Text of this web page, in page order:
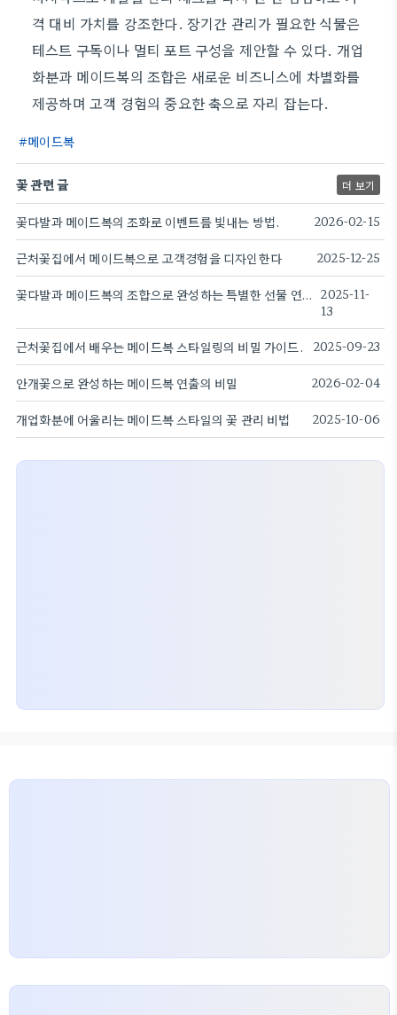
격 대비 가치를 강조한다. 장기간 관리가 필요한 식물은
테스트 구독이나 멀티 포트 구성을 제안할 수 있다. 개업
화분과 메이드복의 조합은 새로운 비즈니스에 차별화를
제공하며 고객 경험의 중요한 축으로 자리 잡는다.
메이드복
꽃 관련 글 더 보기
꽃다발과 메이드복의 조화로 이벤트를 빛내는 방법. 2026-02-15
근처꽃집에서 메이드복으로 고객경험을 디자인한다 2025-12-25
꽃다발과 메이드복의 조합으로 완성하는 특별한 선물 연출. 2025-11-
13
근처꽃집에서 배우는 메이드복 스타일링의 비밀 가이드. 2025-09-23
안개꽃으로 완성하는 메이드복 연출의 비밀 2026-02-04
개업화분에 어울리는 메이드복 스타일의 꽃 관리 비법 2025-10-06